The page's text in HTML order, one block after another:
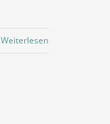
Weiterlesen